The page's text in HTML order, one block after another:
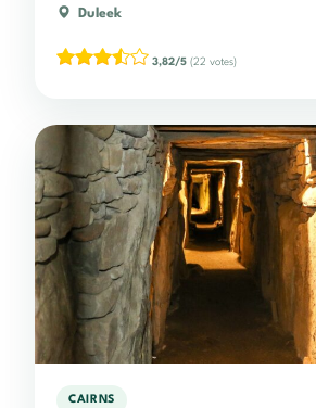
Duleek
3,82/5 (22 votes)
CAIRNS